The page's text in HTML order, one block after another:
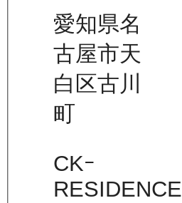
愛知県名
古屋市天
白区古川
町
CKｰ
RESIDENCE